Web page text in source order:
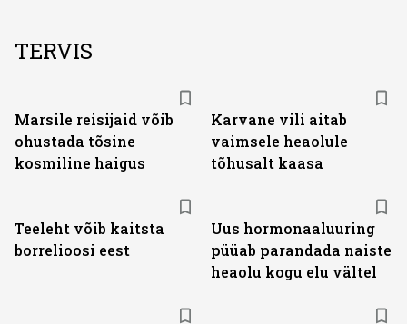
TERVIS
Marsile reisijaid võib
ohustada tõsine
kosmiline haigus
Karvane vili aitab
vaimsele heaolule
tõhusalt kaasa
Teeleht võib kaitsta
borrelioosi eest
Uus hormonaaluuring
püüab parandada naiste
heaolu kogu elu vältel